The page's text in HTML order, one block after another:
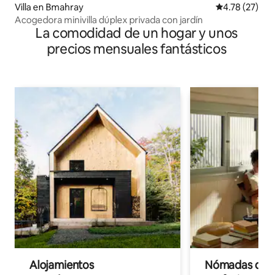
Villa en Bmahray Calificación
4.78 (27)
Acogedora minivilla dúplex privada con jardín
La comodidad de un hogar y unos
precios mensuales fantásticos
Alojamientos
Nómadas